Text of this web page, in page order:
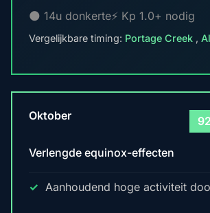
🌑 14u donkerte⚡ Kp 1.0+ nodig
Vergelijkbare timing: Portage Creek ,
Oktober
Verlengde equinox-effecten
Aanhoudend hoge activiteit